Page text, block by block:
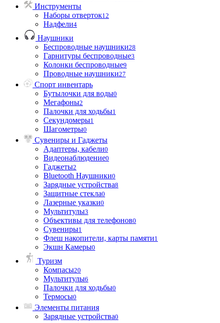
Инструменты
Наборы отверток12
Надфели4
Наушники
Беспроводные наушники28
Гарнитуры беспроводные3
Колонки беспроводные9
Проводные наушники27
Спорт инвентарь
Бутылочки для воды0
Мегафоны2
Палочки для ходьбы1
Секундомеры1
Шагометры0
Сувениры и Гаджеты
Адаптеры, кабели0
Видеонаблюдение0
Гаджеты2
Bluetooth Наушники0
Зарядные устройства8
Защитные стекла0
Лазерные указки0
Мультитулы3
Объективы для телефонов0
Сувениры1
Флеш накопители, карты памяти1
Экшн Камеры0
Туризм
Компасы20
Мультитулы6
Палочки для ходьбы0
Термосы0
Элементы питания
Зарядные устройства0